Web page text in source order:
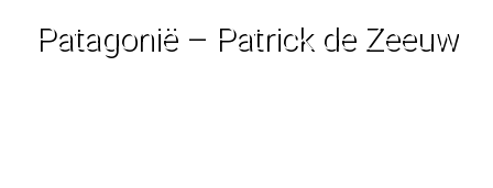
Patagonië – Patrick de Zeeuw
Je bent hier: